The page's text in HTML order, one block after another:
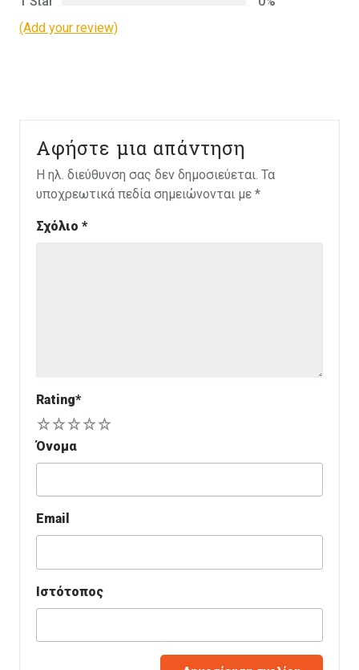
(Add your review)
Αφήστε μια απάντηση
Η ηλ. διεύθυνση σας δεν δημοσιεύεται. Τα
υποχρεωτικά πεδία σημειώνονται με *
Σχόλιο *
Rating*
5
4
3
2
Όνομα
Email
Ιστότοπος